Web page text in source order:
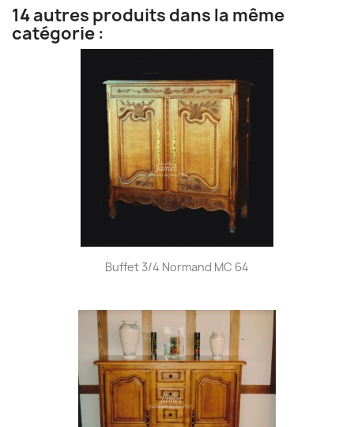
14 autres produits dans la même
catégorie :
Buffet 3/4 Normand MC 64